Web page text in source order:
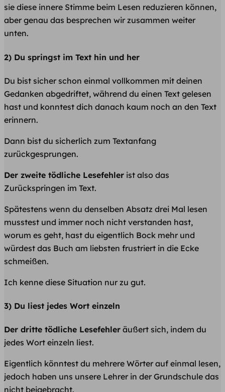
sie diese innere Stimme beim Lesen reduzieren können,
aber genau das besprechen wir zusammen weiter
unten.
2) Du springst im Text hin und her
Du bist sicher schon einmal vollkommen mit deinen
Gedanken abgedriftet, während du einen Text gelesen
hast und konntest dich danach kaum noch an den Text
erinnern.
Dann bist du sicherlich zum Textanfang
zurückgesprungen.
Der zweite tödliche Lesefehler ist also das
Zurückspringen im Text.
Spätestens wenn du denselben Absatz drei Mal lesen
musstest und immer noch nicht verstanden hast,
worum es geht, hast du eigentlich Bock mehr und
würdest das Buch am liebsten frustriert in die Ecke
schmeißen.
Ich kenne diese Situation nur zu gut.
3) Du liest jedes Wort einzeln
Der dritte tödliche Lesefehler äußert sich, indem du
jedes Wort einzeln liest.
Eigentlich könntest du mehrere Wörter auf einmal lesen,
jedoch haben uns unsere Lehrer in der Grundschule das
nicht beigebracht.